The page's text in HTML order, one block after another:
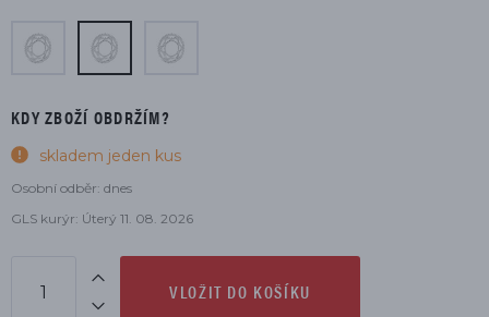
KDY ZBOŽÍ OBDRŽÍM?
skladem jeden kus
Osobní odběr: dnes
GLS kurýr: Úterý 11. 08. 2026
VLOŽIT DO KOŠÍKU